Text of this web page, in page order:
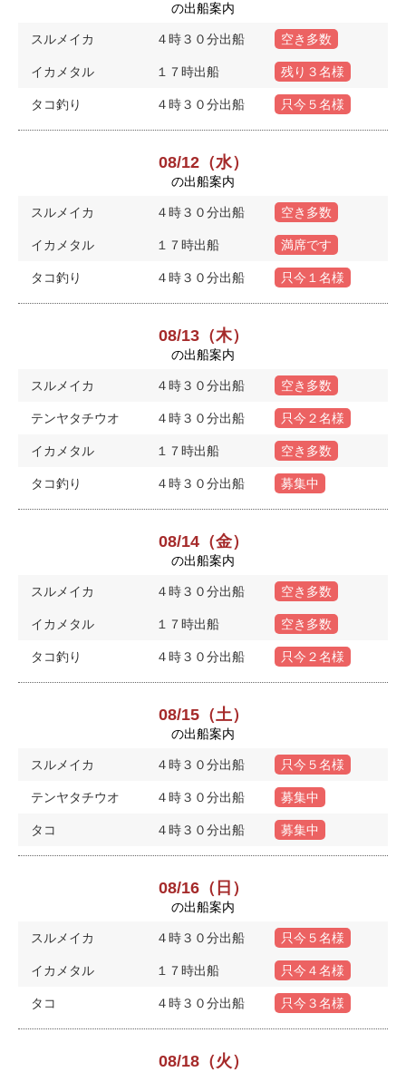
の出船案内
スルメイカ ４時３０分出船 空き多数
イカメタル １７時出船 残り３名様
タコ釣り ４時３０分出船 只今５名様
08/12（水）
の出船案内
スルメイカ ４時３０分出船 空き多数
イカメタル １７時出船 満席です
タコ釣り ４時３０分出船 只今１名様
08/13（木）
の出船案内
スルメイカ ４時３０分出船 空き多数
テンヤタチウオ ４時３０分出船 只今２名様
イカメタル １７時出船 空き多数
タコ釣り ４時３０分出船 募集中
08/14（金）
の出船案内
スルメイカ ４時３０分出船 空き多数
イカメタル １７時出船 空き多数
タコ釣り ４時３０分出船 只今２名様
08/15（土）
の出船案内
スルメイカ ４時３０分出船 只今５名様
テンヤタチウオ ４時３０分出船 募集中
タコ ４時３０分出船 募集中
08/16（日）
の出船案内
スルメイカ ４時３０分出船 只今５名様
イカメタル １７時出船 只今４名様
タコ ４時３０分出船 只今３名様
08/18（火）